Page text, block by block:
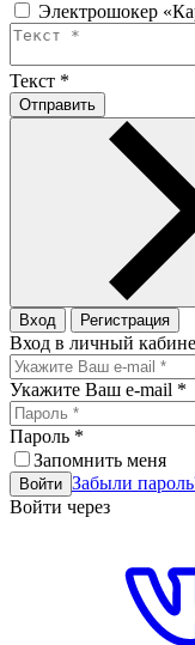
Электрошокер
Текст *
Отправить
Вход Регистрация
Вход в личный
Укажите Ваш e-mail *
Пароль *
Запомнить меня
Войти Забыли
Войти через